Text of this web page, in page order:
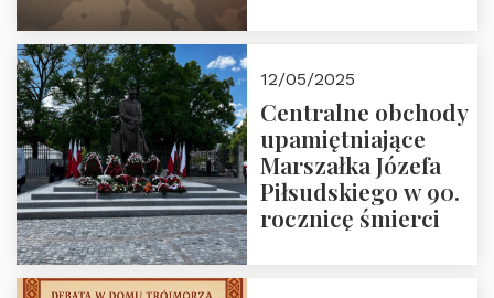
12/05/2025
Centralne obchody
upamiętniające
Marszałka Józefa
Piłsudskiego w 90.
rocznicę śmierci